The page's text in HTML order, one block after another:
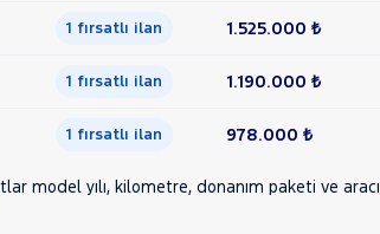
1 fırsatlı ilan 1.525.000 ₺
1 fırsatlı ilan 1.190.000 ₺
1 fırsatlı ilan 978.000 ₺
model yılı, kilometre, donanım paketi ve